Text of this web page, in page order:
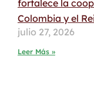
fortalece la
Colombia y el
julio 27, 2026
Leer Más »